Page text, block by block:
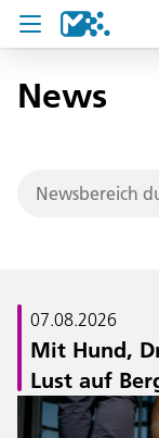
Suche
News
Projekte
Service und
News
07.08.2026
Mit Hund,
Lust auf